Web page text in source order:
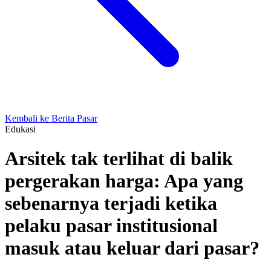
Kembali ke Berita Pasar
Edukasi
Arsitek tak terlihat di balik
pergerakan harga: Apa yang
sebenarnya terjadi ketika
pelaku pasar institusional
masuk atau keluar dari pasar?